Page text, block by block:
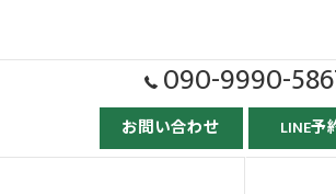
090-9990-
お問い合わせ LINE予